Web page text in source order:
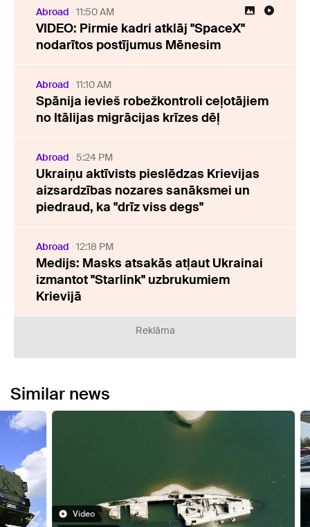
Abroad 11:50 AM
VIDEO: Pirmie kadri atklāj "SpaceX"
nodarītos postījumus Mēnesim
Abroad 11:10 AM
Spānija ievieš robežkontroli ceļotājiem
no Itālijas migrācijas krīzes dēļ
Abroad 5:24 PM
Ukraiņu aktīvists pieslēdzas Krievijas
aizsardzības nozares sanāksmei un
piedraud, ka "drīz viss degs"
Abroad 12:18 PM
Medijs: Masks atsakās atļaut Ukrainai
izmantot "Starlink" uzbrukumiem
Krievijā
Reklāma
Similar news
Video